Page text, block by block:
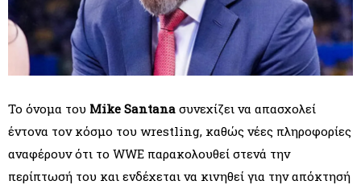
Το όνομα του Mike Santana συνεχίζει να απασχολεί
έντονα τον κόσμο του wrestling, καθώς νέες πληροφορίες
αναφέρουν ότι το WWE παρακολουθεί στενά την
περίπτωσή του και ενδέχεται να κινηθεί για την απόκτησή